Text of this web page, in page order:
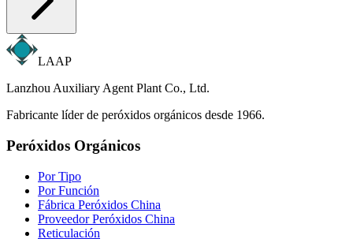
LAAP
Lanzhou Auxiliary Agent Plant Co., Ltd.
Fabricante líder de peróxidos orgánicos desde 1966.
Peróxidos Orgánicos
Por Tipo
Por Función
Fábrica Peróxidos China
Proveedor Peróxidos China
Reticulación